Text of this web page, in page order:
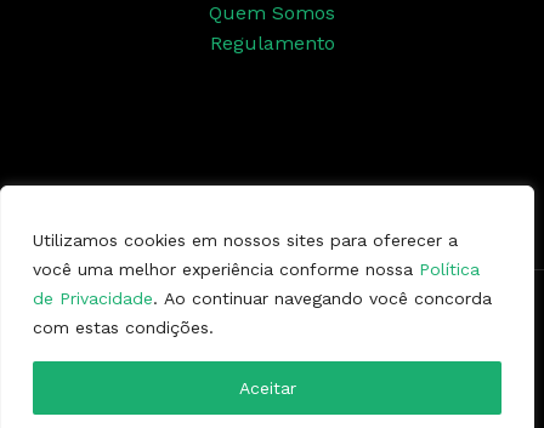
Utilizamos cookies em nossos sites para oferecer a
você uma melhor experiência conforme nossa Política
de Privacidade. Ao continuar navegando você concorda
com estas condições.
Aceitar
Quem Somos
Regulamento
Copyright © 2026 | Ponto da Marcha